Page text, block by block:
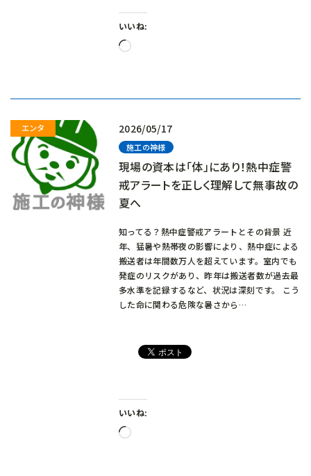
いいね:
読
2026/05/17
施工の神様
現場の資本は「体」にあり！熱中症警
戒アラートを正しく理解して無事故の
夏へ
知ってる？熱中症警戒アラートとその背景 近
年、猛暑や熱帯夜の影響により、熱中症による
搬送者は年間数万人を超えています。室内でも
発症のリスクがあり、昨年は搬送者数が過去最
多水準を記録するなど、状況は深刻です。 こう
した命に関わる危険な暑さから…
いいね:
読